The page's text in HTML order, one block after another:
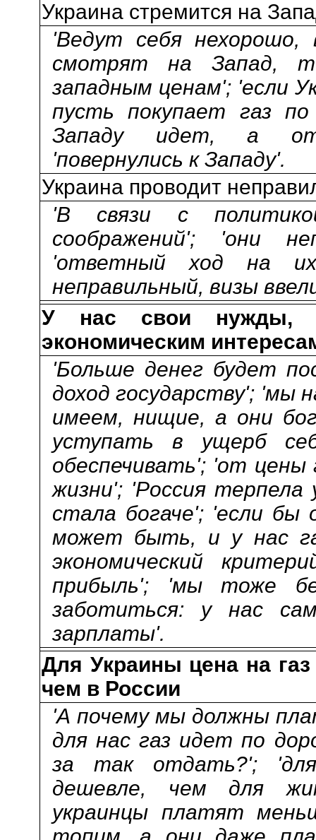
Украина стремится на
'Ведут себя
смотрят на Запад,
западным ценам'; 'если
пусть покупает газ
Западу идет, а от
'повернулись к Западу'.
Украина проводит
'В связи с
соображений'; 'они
'ответный ход на их
неправильный, визы
У нас свои нужды,
экономическим
'Больше денег будет
доход государству'; 'мы
имеем, нищие, а они
уступать в ущерб
обеспечивать'; 'от цены
жизни'; 'Россия
стала богаче'; 'если бы
может быть, и у нас
экономический
прибыль'; 'мы тоже
заботиться: у нас
зарплаты'.
Для Украины цена на
чем в России
'А почему мы должны
для нас газ идет по
за так отдать?';
дешевле, чем для
украинцы платят